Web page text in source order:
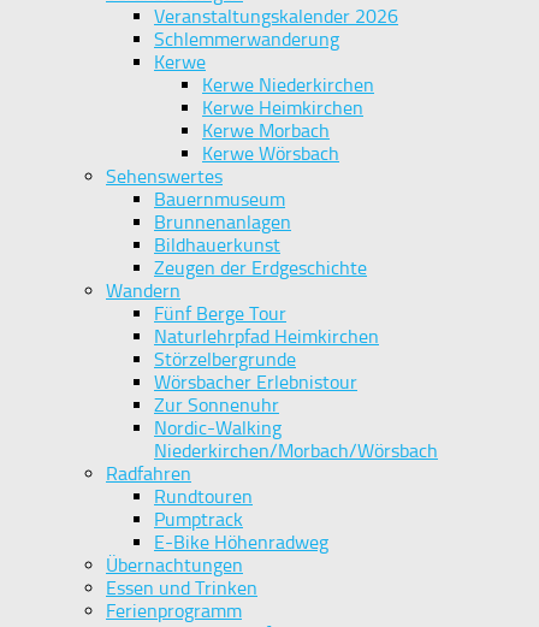
Veranstaltungskalender 2026
Schlemmerwanderung
Kerwe
Kerwe Niederkirchen
Kerwe Heimkirchen
Kerwe Morbach
Kerwe Wörsbach
Sehenswertes
Bauernmuseum
Brunnenanlagen
Bildhauerkunst
Zeugen der Erdgeschichte
Wandern
Fünf Berge Tour
Naturlehrpfad Heimkirchen
Störzelbergrunde
Wörsbacher Erlebnistour
Zur Sonnenuhr
Nordic-Walking
Niederkirchen/Morbach/Wörsbach
Radfahren
Rundtouren
Pumptrack
E-Bike Höhenradweg
Übernachtungen
Essen und Trinken
Ferienprogramm